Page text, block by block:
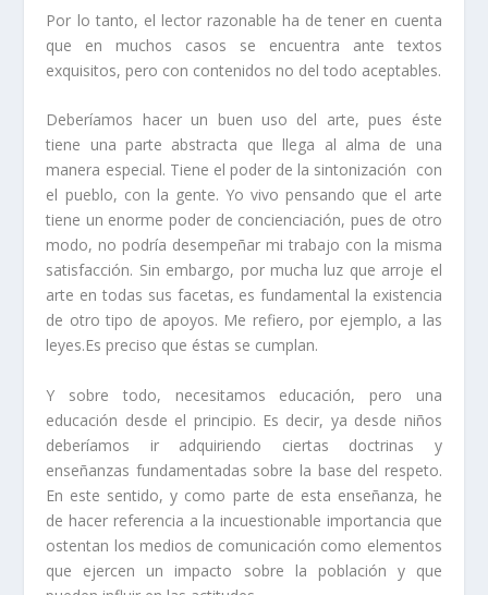
Por lo tanto, el lector razonable ha de tener en cuenta
que en muchos casos se encuentra ante textos
exquisitos, pero con contenidos no del todo aceptables.
Deberíamos hacer un buen uso del arte, pues éste
tiene una parte abstracta que llega al alma de una
manera especial. Tiene el poder de la sintonización con
el pueblo, con la gente. Yo vivo pensando que el arte
tiene un enorme poder de concienciación, pues de otro
modo, no podría desempeñar mi trabajo con la misma
satisfacción. Sin embargo, por mucha luz que arroje el
arte en todas sus facetas, es fundamental la existencia
de otro tipo de apoyos. Me refiero, por ejemplo, a las
leyes.Es preciso que éstas se cumplan.
Y sobre todo, necesitamos educación, pero una
educación desde el principio. Es decir, ya desde niños
deberíamos ir adquiriendo ciertas doctrinas y
enseñanzas fundamentadas sobre la base del respeto.
En este sentido, y como parte de esta enseñanza, he
de hacer referencia a la incuestionable importancia que
ostentan los medios de comunicación como elementos
que ejercen un impacto sobre la población y que